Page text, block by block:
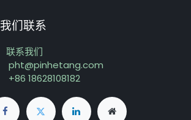
们联系
联系我们
pht@pinhetang.com
+86 18628108182